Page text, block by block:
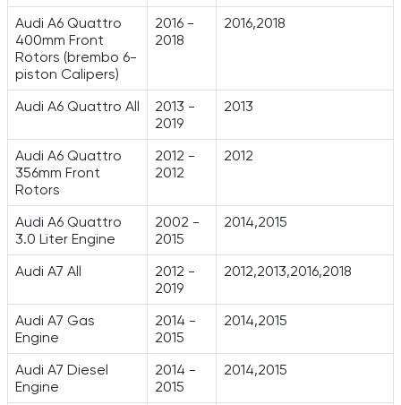
Audi A6 Quattro
400mm Front
Rotors (brembo 6-
piston Calipers)
2016 -
2018
2016,2018
Audi A6 Quattro All
2013 -
2019
2013
Audi A6 Quattro
356mm Front
Rotors
2012 -
2012
2012
Audi A6 Quattro
3.0 Liter Engine
2002 -
2015
2014,2015
Audi A7 All
2012 -
2019
2012,2013,2016,2018
Audi A7 Gas
Engine
2014 -
2015
2014,2015
Audi A7 Diesel
Engine
2014 -
2015
2014,2015